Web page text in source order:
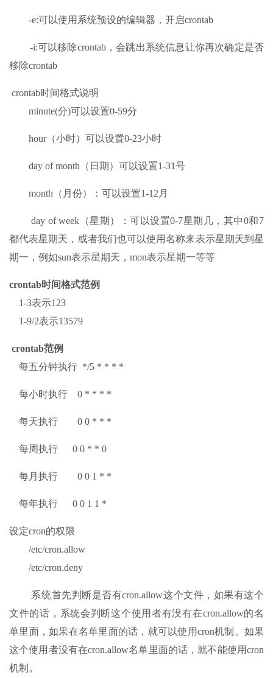
-e:可以使用系统预设的编辑器，开启crontab
-i:可以移除crontab，会跳出系统信息让你再次确定是否
移除crontab
crontab时间格式说明
minute(分)可以设置0-59分
hour（小时）可以设置0-23小时
day of month（日期）可以设置1-31号
month（月份）：可以设置1-12月
day of week（星期）：可以设置0-7星期几，其中0和7
都代表星期天，或者我们也可以使用名称来表示星期天到星
期一，例如sun表示星期天，mon表示星期一等等
crontab时间格式范例
1-3表示123
1-9/2表示13579
crontab范例
每五分钟执行 */5 * * * *
每小时执行 0 * * * *
每天执行 0 0 * * *
每周执行 0 0 * * 0
每月执行 0 0 1 * *
每年执行 0 0 1 1 *
设定cron的权限
/etc/cron.allow
/etc/cron.deny
系统首先判断是否有cron.allow这个文件，如果有这个
文件的话，系统会判断这个使用者有没有在cron.allow的名
单里面，如果在名单里面的话，就可以使用cron机制。如果
这个使用者没有在cron.allow名单里面的话，就不能使用cron
机制。